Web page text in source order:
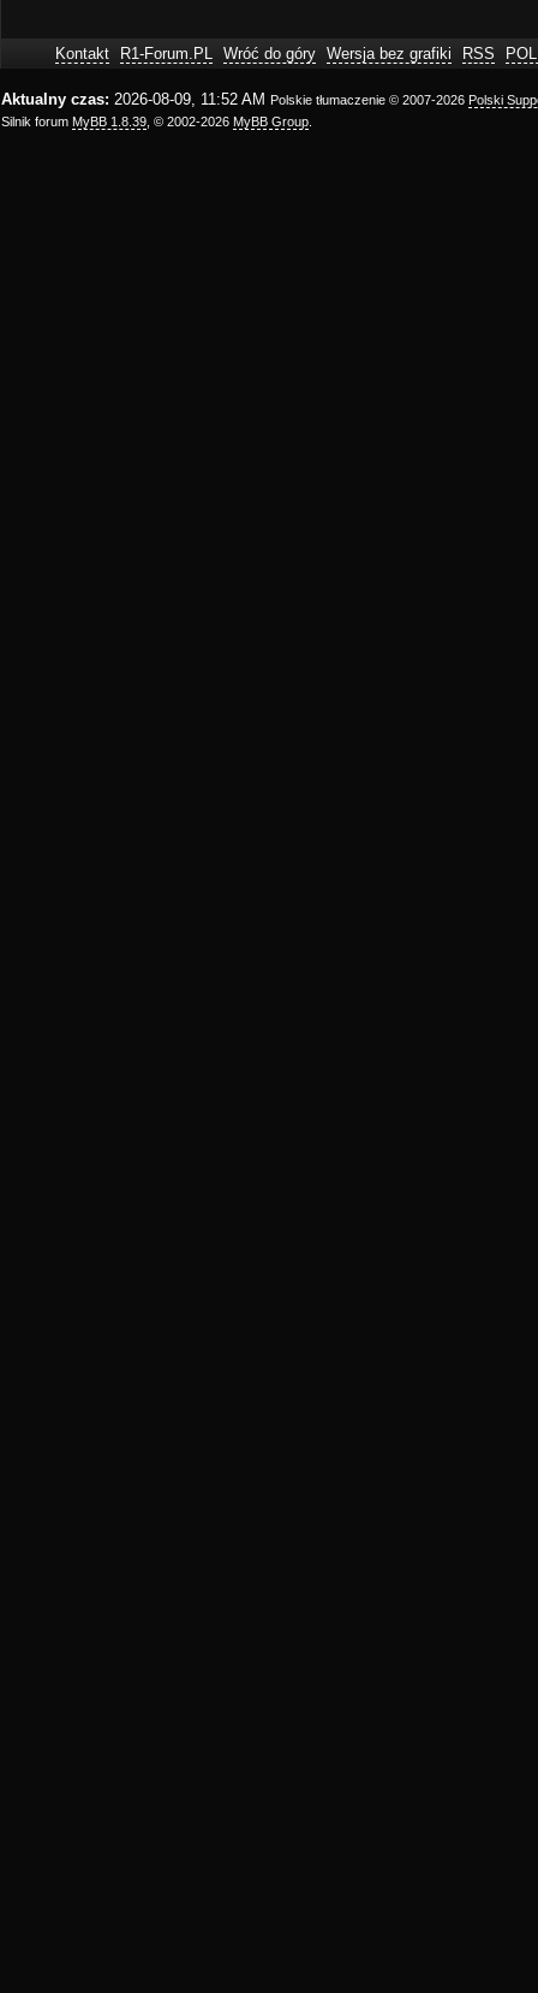
Kontakt R1-Forum.PL Wróć do góry Wersja bez grafiki RSS
Aktualny czas: 2026-08-09, 11:52 AM Polskie tłumaczenie © 2007-2026 Polski
Silnik forum MyBB 1.8.39 , © 2002-2026 MyBB Group